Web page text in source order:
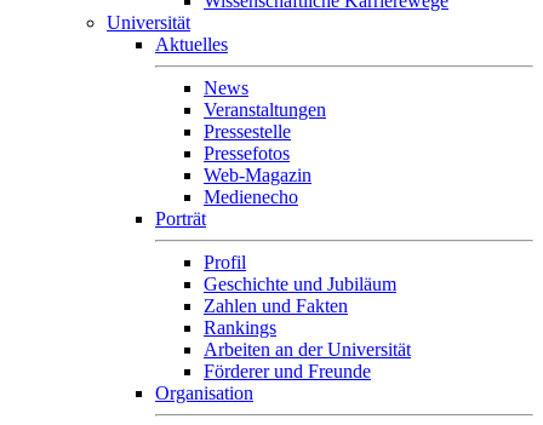
Universität
Aktuelles
News
Veranstaltungen
Pressestelle
Pressefotos
Web-Magazin
Medienecho
Porträt
Profil
Geschichte und Jubiläum
Zahlen und Fakten
Rankings
Arbeiten an der Universität
Förderer und Freunde
Organisation